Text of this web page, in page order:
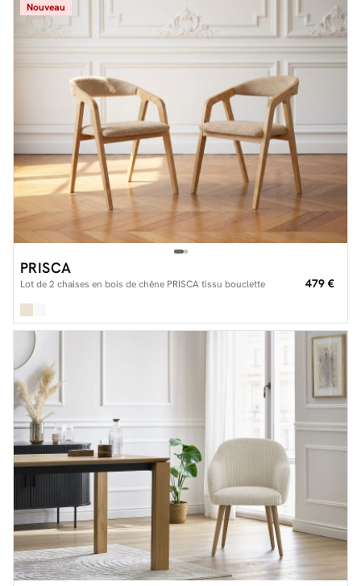
Nouveau
PRISCA
Lot de 2 chaises en bois de chêne PRISCA tissu bouclette 479 €